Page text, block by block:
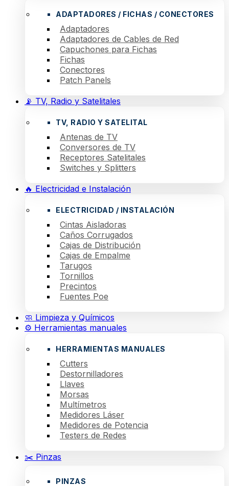
ADAPTADORES / FICHAS / CONECTORES
Adaptadores
Adaptadores de Cables de Red
Capuchones para Fichas
Fichas
Conectores
Patch Panels
📡 TV, Radio y Satelitales
TV, RADIO Y SATELITAL
Antenas de TV
Conversores de TV
Receptores Satelitales
Switches y Splitters
🔥 Electricidad e Instalación
ELECTRICIDAD / INSTALACIÓN
Cintas Aisladoras
Caños Corrugados
Cajas de Distribución
Cajas de Empalme
Tarugos
Tornillos
Precintos
Fuentes Poe
🧼 Limpieza y Químicos
⚙️ Herramientas manuales
HERRAMIENTAS MANUALES
Cutters
Destornilladores
Llaves
Morsas
Multímetros
Medidores Láser
Medidores de Potencia
Testers de Redes
✂️ Pinzas
PINZAS